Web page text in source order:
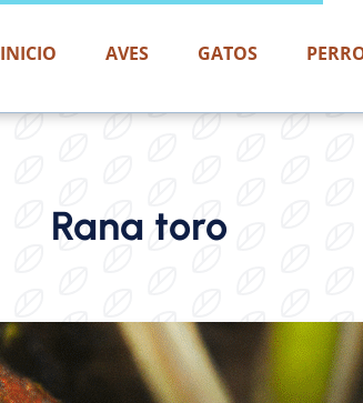
INICIO AVES GATOS
Rana toro